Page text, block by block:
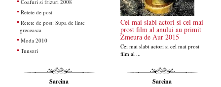
Coafuri si frizuri 2008
Retete de post
Retete de post: Supa de linte
greceasca
Moda 2010
Tunsori
Cei mai slabi actori si cel mai
prost film al anului au primit
Zmeura de Aur 2015
Cei mai slabi actori si cel mai prost
film al ...
Sarcina Sarcina